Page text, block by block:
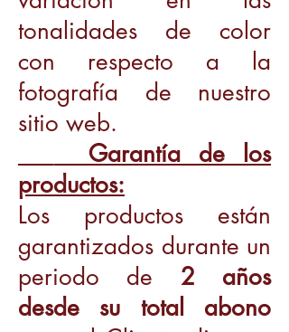
tonalidades de color
con respecto a la
fotografía de nuestro
sitio web.
Garantía de los
productos:
Los productos están
garantizados durante un
periodo de 2 años
desde su total abono